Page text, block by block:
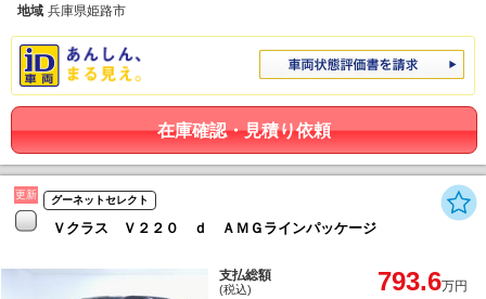
地域 兵庫県姫路市
在庫確認・見積り依頼
更新 グーネットセレクト
Ｖクラス Ｖ２２０ ｄ ＡＭＧラインパッケージ
支払総額
(税込) 793.6万円